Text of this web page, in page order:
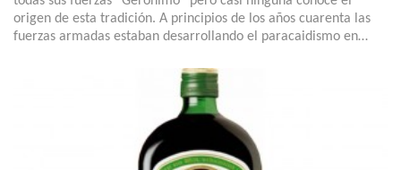
origen de esta tradición. A principios de los años cuarenta las
fuerzas armadas estaban desarrollando el paracaidismo en…